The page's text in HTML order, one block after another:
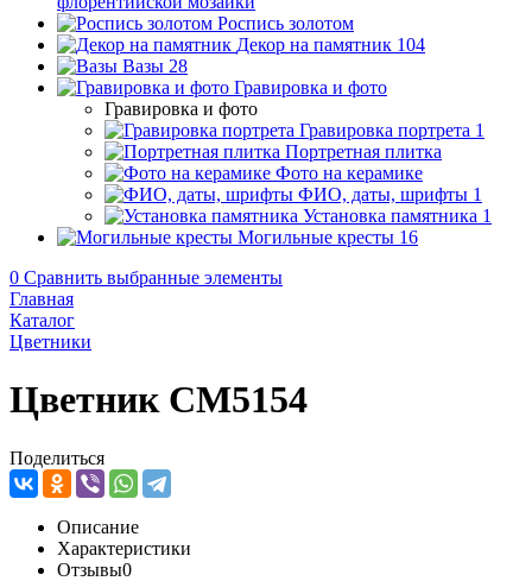
Роспись золотом
Декор на памятник 104
Вазы 28
Гравировка и фото
Гравировка и фото
Гравировка портрета 1
Портретная плитка
Фото на керамике
ФИО, даты, шрифты 1
Установка памятника 1
Могильные кресты 16
0 Сравнить выбранные элементы
Главная
Каталог
Цветники
Цветник CM5154
Поделиться
Описание
Характеристики
Отзывы0